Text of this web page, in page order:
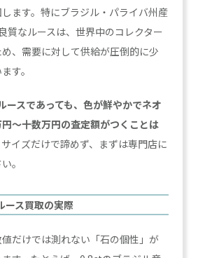
ます。特にブラジル・パライバ州産
質なルースは、世界中のコレクター
、需要に対して供給が圧倒的に少
す。
ースであっても、色が鮮やかでネオ
〜十数万円の査定額がつくことは
サイズだけで諦めず、まずは専門店に
。
ース買取の実際
だけでは測れない「石の個性」が